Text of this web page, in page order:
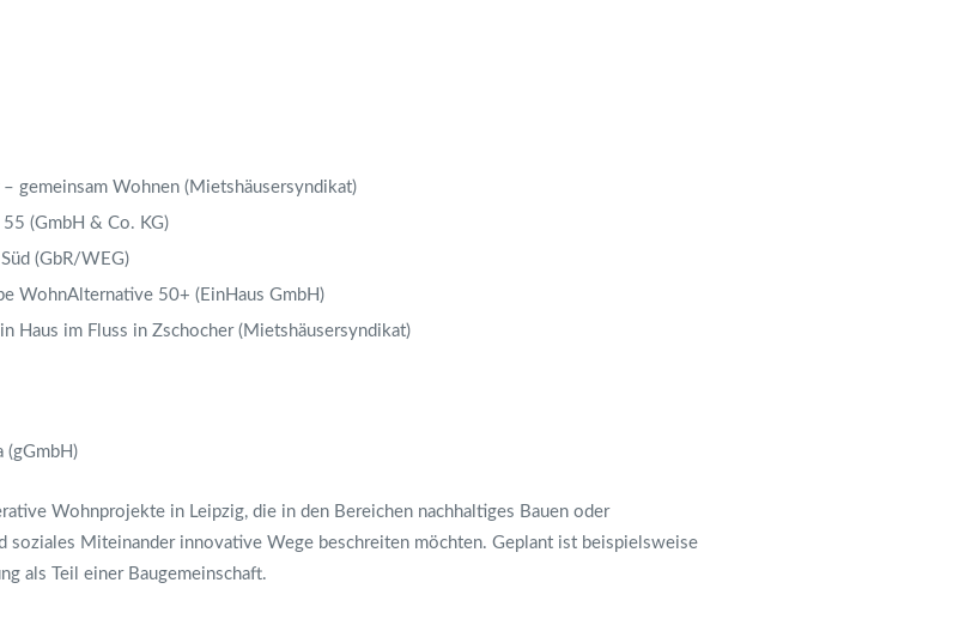
gemeinsam Wohnen (Mietshäusersyndikat)
(GmbH & Co. KG)
(GbR/WEG)
WohnAlternative 50+ (EinHaus GmbH)
Haus im Fluss in Zschocher (Mietshäusersyndikat)
(gGmbH)
Wohnprojekte in Leipzig, die in den Bereichen nachhaltiges Bauen oder
Miteinander innovative Wege beschreiten möchten. Geplant ist beispielsweise
als Teil einer Baugemeinschaft.